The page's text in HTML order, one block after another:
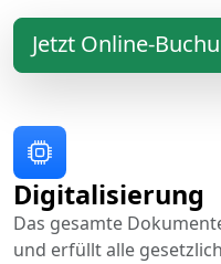
Jetzt Online-
Digitalisierung
Das gesamte
und erfüllt alle